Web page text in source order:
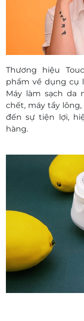
Thương hiệu
phẩm về dụng cụ
Máy làm sạch da
chết, máy tẩy lông,
đến sự tiện lợi,
hàng.
TouchBeauty sở